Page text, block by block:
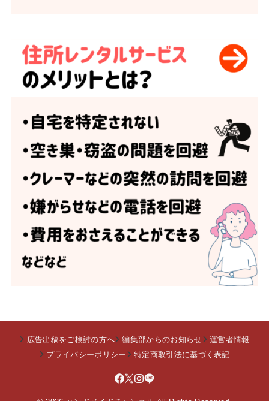
広告出稿をご検討の方へ 編集部からのお知らせ
運営者情報
プライバシーポリシー
特定商取引法に基づく表記